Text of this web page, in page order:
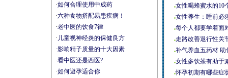
·如何合理使用中成药
·六种食物搭配易患疾病！
·老中医的饮食7律
· 儿童视神经炎的保健良方
·影响精子质量的十大因素
·看中医还是西医?
·如何避孕适合你
女性喝蜂蜜水的10
女性养生：睡前必
每个人都要学着面
走路改善退行性关
补气养血五药材 助
女性多饮茶有助于
怀孕初期有哪些症